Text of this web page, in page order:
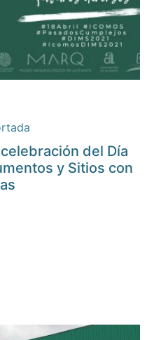
del Día
y Sitios con